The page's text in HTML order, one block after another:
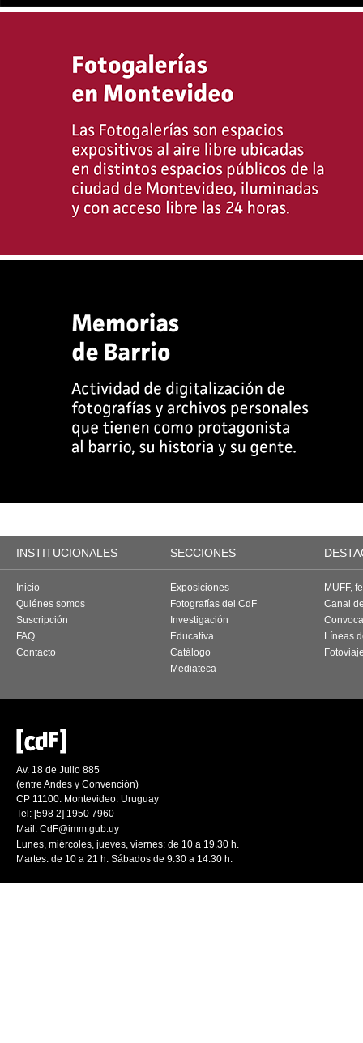
INSTITUCIONALES SECCIONES
Inicio
Quiénes somos
Suscripción
FAQ
Contacto
Exposiciones
Fotografías del CdF
Investigación
Educativa
Catálogo
Mediateca
MUFF,
Canal
Líneas
Av. 18 de Julio 885
(entre Andes y Convención)
CP 11100. Montevideo. Uruguay
Tel: [598 2] 1950 7960
Mail: CdF@imm.gub.uy
Lunes, miércoles, jueves, viernes: de 10 a 19.30 h.
Martes: de 10 a 21 h. Sábados de 9.30 a 14.30 h.